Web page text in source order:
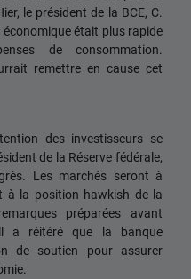
le président de la BCE, C.
était plus rapide
de consommation.
remettre en cause cet
des investisseurs se
de la Réserve fédérale,
Les marchés seront à
la position hawkish de la
préparées avant
a réitéré que la banque
de soutien pour assurer